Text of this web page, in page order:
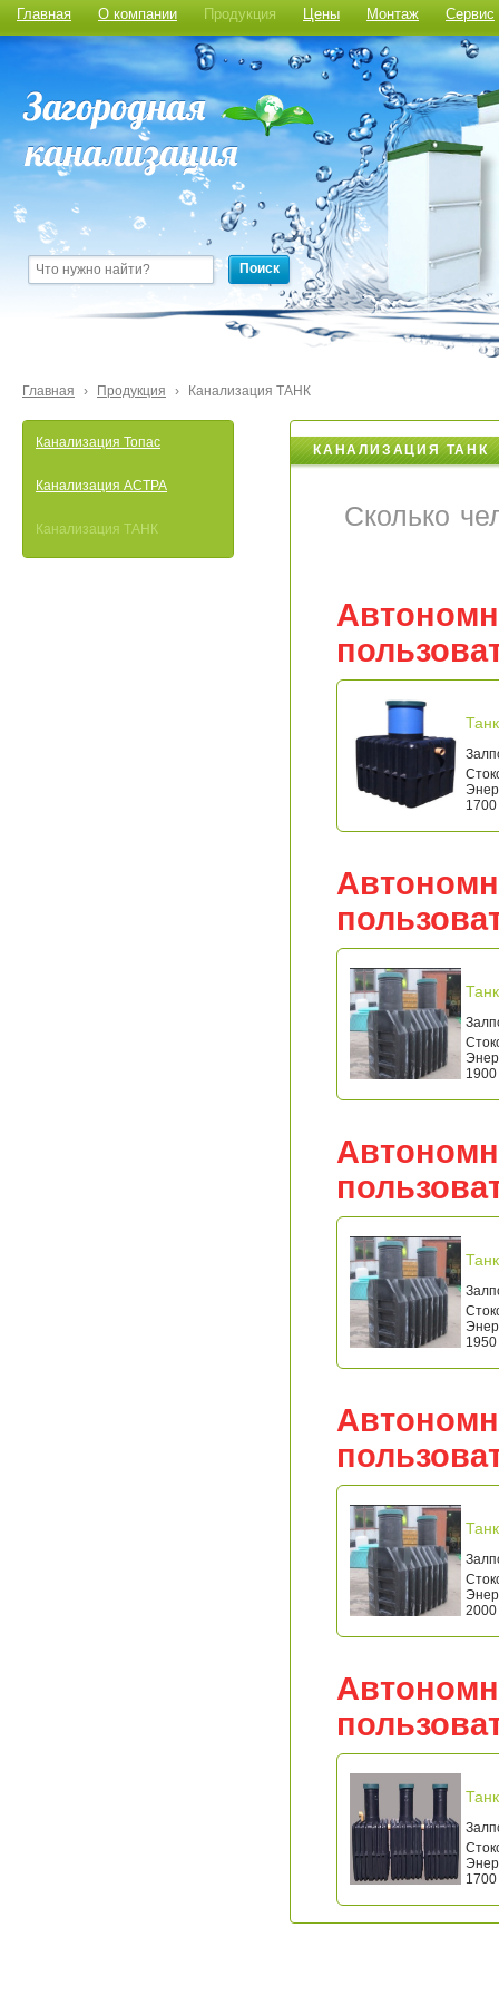
Главная О компании Продукция Цены Монтаж Сервис
Поиск
Главная › Продукция › Канализация ТАНК
Канализация Топас
Канализация АСТРА
Канализация ТАНК
КАНАЛИЗАЦИЯ ТАНК
Сколько